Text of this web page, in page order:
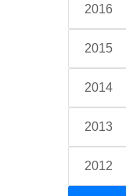
2016
2015
2014
2013
2012